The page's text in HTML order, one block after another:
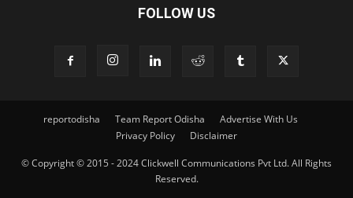
FOLLOW US
reportodisha Team Report Odisha
Advertise With Us
Privacy Policy
Disclaimer
© Copyright © 2015 - 2024 Clickwell Communications Pvt Ltd. All Rights
Reserved.